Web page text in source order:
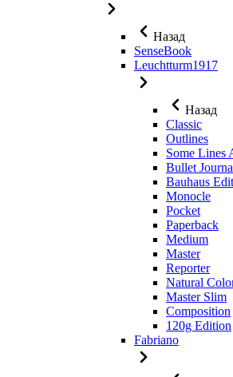
Назад
SenseBook
Leuchtturm1917
Назад
Classic
Outlines
Some Lines
Bullet
Bauhaus
Monocle
Pocket
Paperback
Medium
Master
Reporter
Natural
Master Slim
Composition
120g Edition
Fabriano